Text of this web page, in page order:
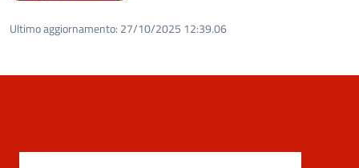
Ultimo aggiornamento: 27/10/2025 12:39.06